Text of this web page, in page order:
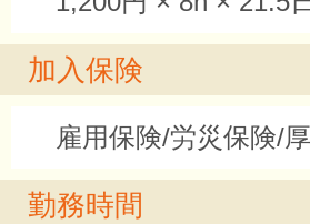
加入保険
雇用保険/労災保険/
勤務時間